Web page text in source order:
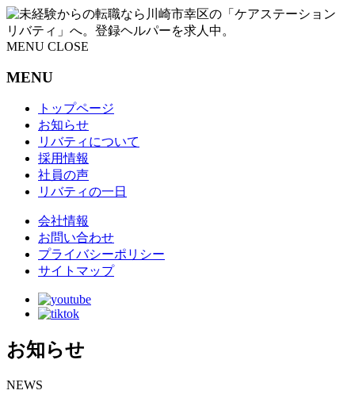
MENU CLOSE
MENU
トップページ
お知らせ
リバティについて
採用情報
社員の声
リバティの一日
会社情報
お問い合わせ
プライバシーポリシー
サイトマップ
お知らせ
NEWS